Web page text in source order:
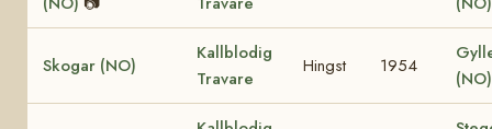
Skogar (NO)
Kallblodig
Travare
Hingst 1954